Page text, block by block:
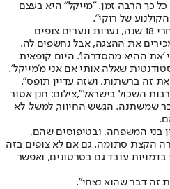
כך הרבה זמן. "מייקל" היא בעצם
של רוקי".
רז: "מה שמעניין זה שגם עכשיו, אחרי 18 שנה, נערות ונערים צופים
את ההצגה, אבל נחשפים לה.
'את ההיא מהסדרה!'. היום קופאית
שאלה אותי אם אני מ'מייקל'.
השכול בישראל",צילום: חנן אסור
שמשתנה. הגשש החיוור, למשל, לא
בני המשפחה, ובטיפוסים שהם,
הקצת סתומה. גם אם לא צופים בזה
עובד גם בסרטונים, ואפשר
זה דבר שהוא נצחי".